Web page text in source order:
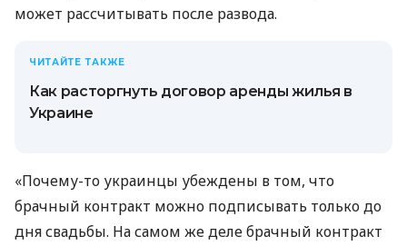
может рассчитывать после развода.
ЧИТАЙТЕ ТАКЖЕ
Как расторгнуть договор аренды жилья в
Украине
«Почему-то украинцы убеждены в том, что
брачный контракт можно подписывать только до
дня свадьбы. На самом же деле брачный контракт